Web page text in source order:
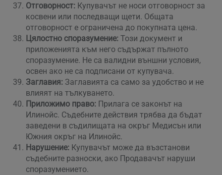
Отговорност: Купувачът не носи отговорност за
косвени или последващи щети. Общата
отговорност е ограничена до покупната цена.
Цялостно споразумение: Този документ и
приложенията към него съдържат пълното
споразумение. Не са валидни външни условия,
освен ако не са подписани от купувача.
Заглавия: Заглавията са само за удобство и не
влияят на тълкуването.
Приложимо право: Прилага се законът на
Илинойс. Съдебните действия трябва да бъдат
заведени в съдилищата на окръг Медисън или
Южния окръг на Илинойс.
Нарушение: Купувачът може да възстанови
съдебните разноски, ако Продавачът наруши
споразумението.